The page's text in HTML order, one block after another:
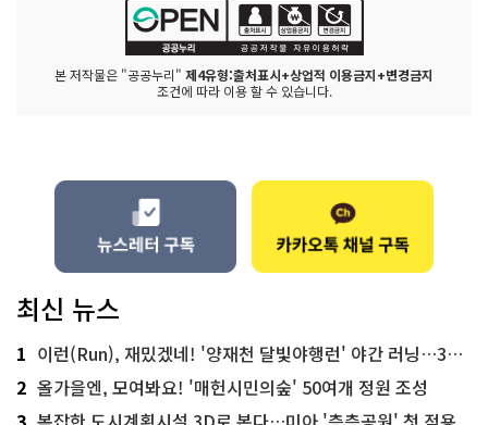
본 저작물은 "공공누리" 제4유형:출처표시+상업적 이용금지+변경금지
조건에 따라 이용 할 수 있습니다.
최신 뉴스
1 이런(Run), 재밌겠네! '양재천 달빛야행런' 야간 러닝…300명 모집
2 올가을엔, 모여봐요! '매헌시민의숲' 50여개 정원 조성